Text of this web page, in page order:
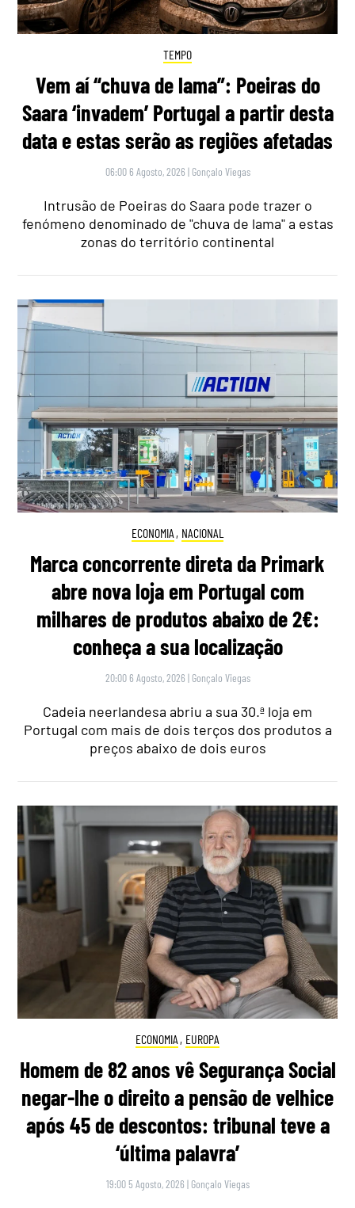
TEMPO
Vem aí “chuva de lama”: Poeiras do
Saara ‘invadem’ Portugal a partir desta
data e estas serão as regiões afetadas
06:00 6 Agosto, 2026 | Gonçalo Viegas
Intrusão de Poeiras do Saara pode trazer o
fenómeno denominado de "chuva de lama" a estas
zonas do território continental
ECONOMIA , NACIONAL
Marca concorrente direta da Primark
abre nova loja em Portugal com
milhares de produtos abaixo de 2€:
conheça a sua localização
20:00 6 Agosto, 2026 | Gonçalo Viegas
Cadeia neerlandesa abriu a sua 30.ª loja em
Portugal com mais de dois terços dos produtos a
preços abaixo de dois euros
ECONOMIA , EUROPA
Homem de 82 anos vê Segurança Social
negar-lhe o direito a pensão de velhice
após 45 de descontos: tribunal teve a
‘última palavra’
19:00 5 Agosto, 2026 | Gonçalo Viegas